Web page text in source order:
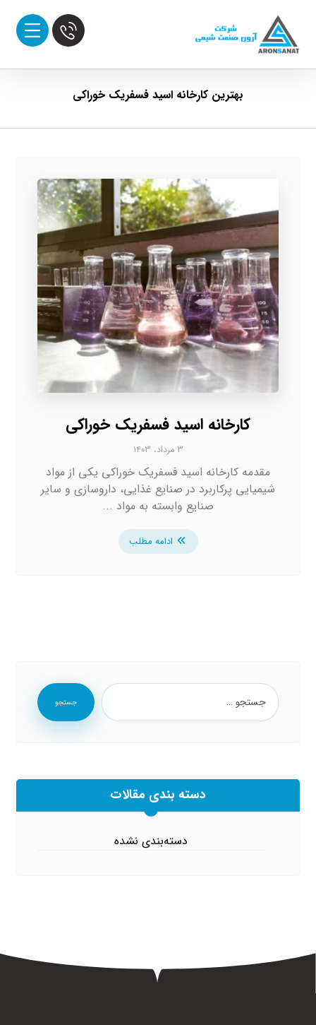
بهترین کارخانه اسید فسفریک خوراکی
کارخانه اسید فسفریک خوراکی
۳ مرداد، ۱۴۰۳
مقدمه کارخانه اسید فسفریک خوراکی یکی از مواد
شیمیایی پرکاربرد در صنایع غذایی، داروسازی و سایر
صنایع وابسته به مواد ...
ادامه مطلب
جستجو
دسته بندی مقالات
دسته‌بندی نشده